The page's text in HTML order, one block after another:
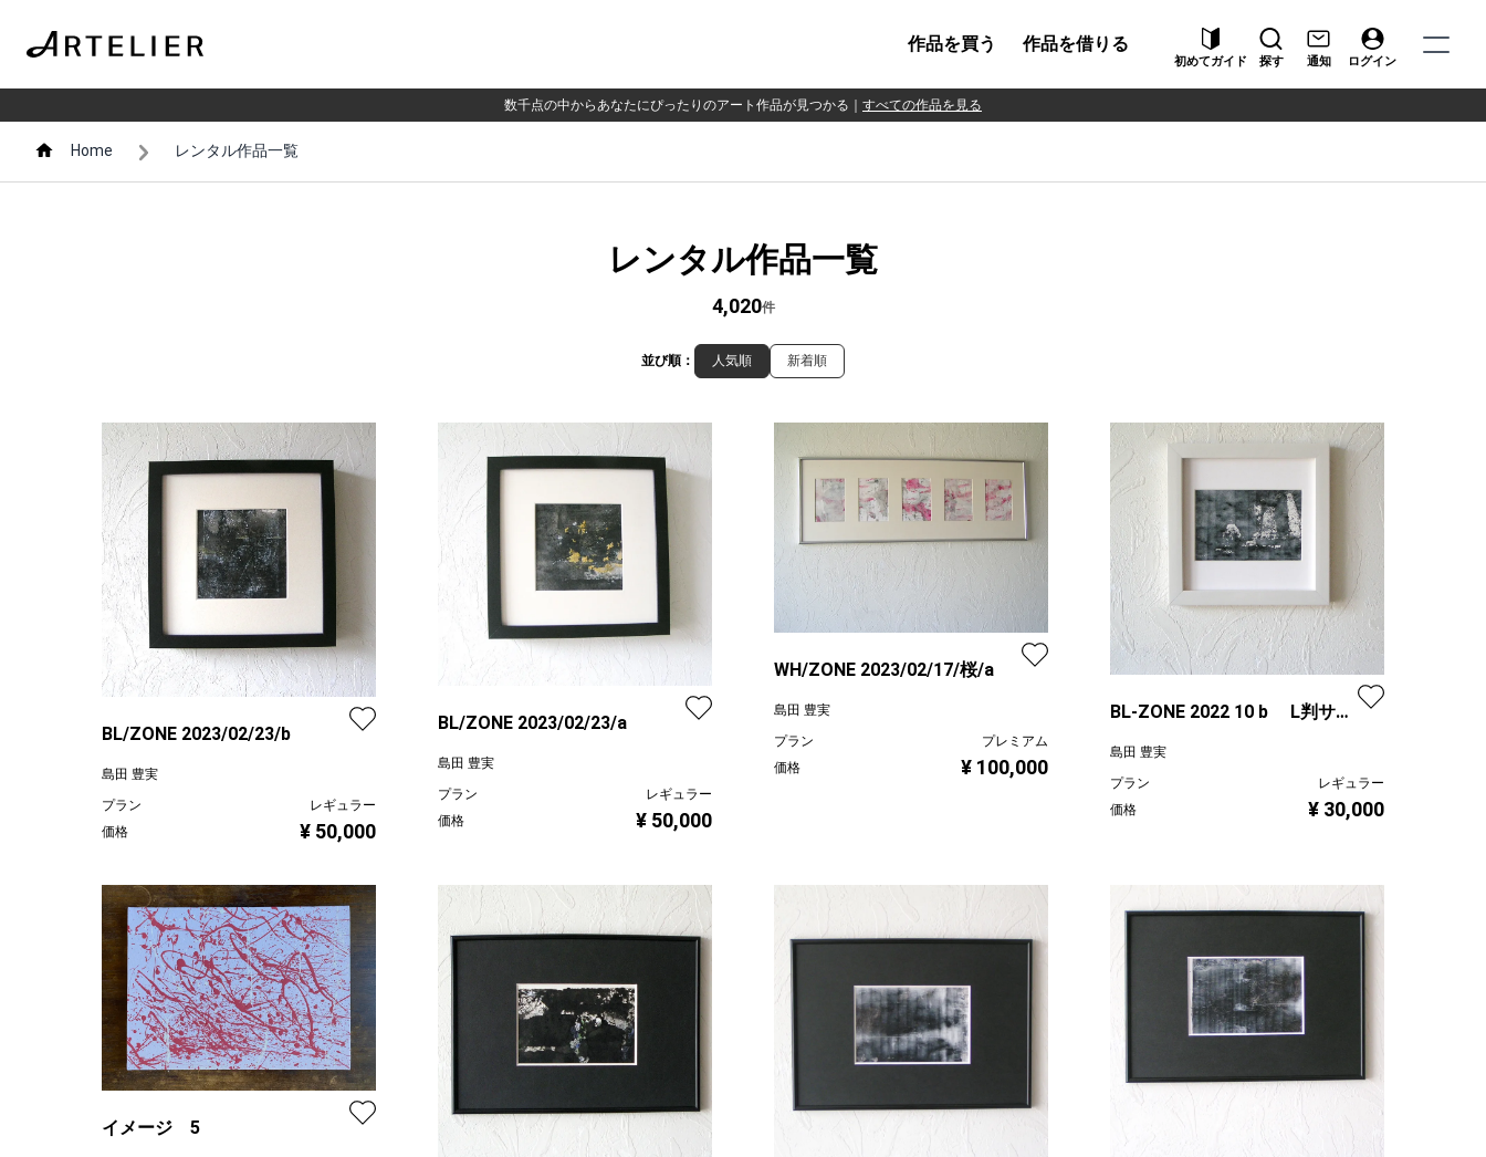
作品を買う 作品を借りる
初めてガイド 探す 通知 ログイン
数千点の中からあなたにぴったりのアート作品が見つかる すべての作品を見る
Home レンタル作品一覧
レンタル作品一覧
4,020件
並び順： 人気順 新着順
BL/ZONE 2023/02/23/b
島田 豊実
プラン
レギュラー
価格
¥ 50,000
BL/ZONE 2023/02/23/a
島田 豊実
プラン
レギュラー
価格
¥ 50,000
WH/ZONE 2023/02/17/桜/a
島田 豊実
プラン
プレミアム
価格
¥ 100,000
BL-ZONE 2022 10 b L判サイ
島田 豊実
プラン
レギュラー
価格
¥ 30,000
イメージ 5